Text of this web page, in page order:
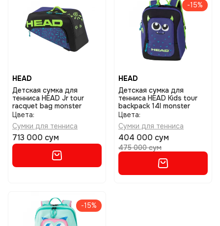
HEAD
Детская сумка для
тенниса HEAD Jr tour
racquet bag monster
Цвета:
Сумки для тенниса
713 000 сум
-15%
HEAD
Детская сумка для
тенниса HEAD Kids tour
backpack 14l monster
Цвета:
Сумки для тенниса
404 000 сум
475 000 сум
-15%